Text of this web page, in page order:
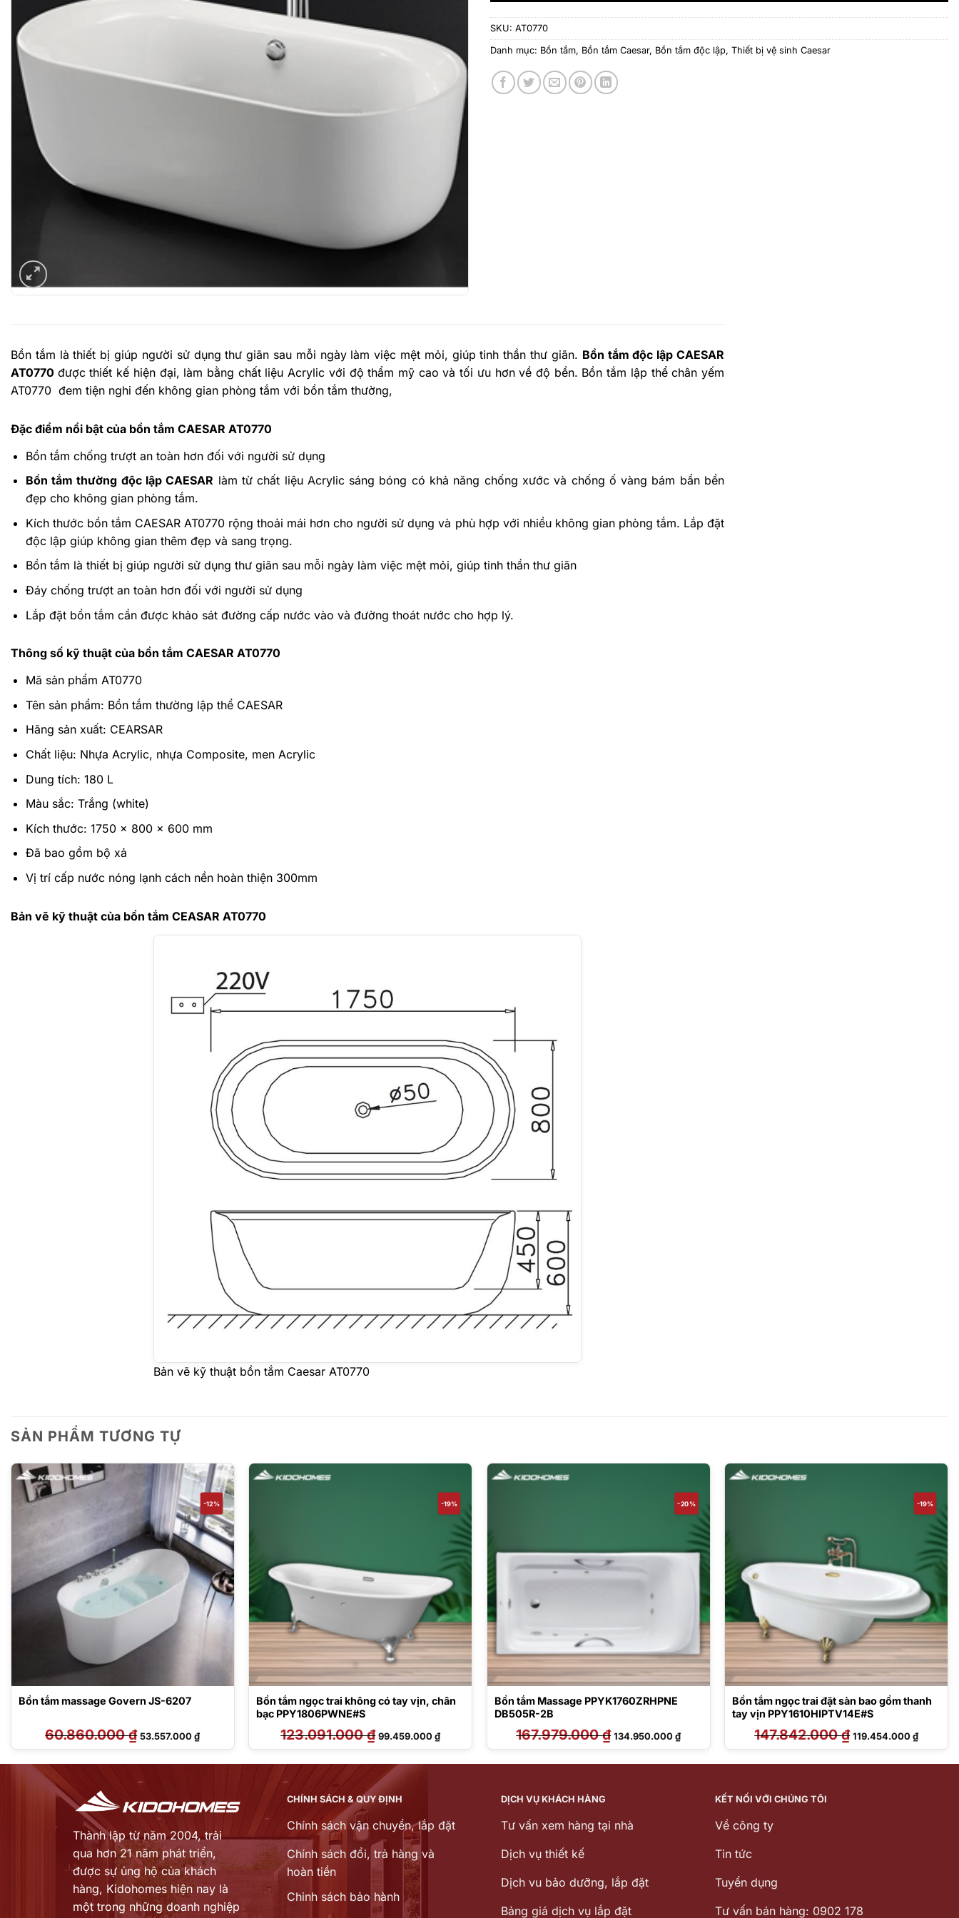
SKU: AT0770
Danh mục: Bồn tắm, Bồn tắm Caesar, Bồn tắm độc lập, Thiết bị vệ sinh Caesar
Bồn tắm là thiết bị giúp người sử dụng thư giãn sau mỗi ngày làm việc mệt mỏi, giúp tinh thần thư giãn. Bồn tắm độc lập CAESAR
AT0770 được thiết kế hiện đại, làm bằng chất liệu Acrylic với độ thẩm mỹ cao và tối ưu hơn về độ bền. Bồn tắm lập thể chân yếm
AT0770 đem tiện nghi đến không gian phòng tắm với bồn tắm thường,
Đặc điểm nổi bật của bồn tắm CAESAR AT0770
Bồn tắm chống trượt an toàn hơn đối với người sử dụng
Bồn tắm thường độc lập CAESAR làm từ chất liệu Acrylic sáng bóng có khả năng chống xước và chống ố vàng bám bẩn bền
đẹp cho không gian phòng tắm.
Kích thước bồn tắm CAESAR AT0770 rộng thoải mái hơn cho người sử dụng và phù hợp với nhiều không gian phòng tắm. Lắp đặt
độc lập giúp không gian thêm đẹp và sang trọng.
Bồn tắm là thiết bị giúp người sử dụng thư giãn sau mỗi ngày làm việc mệt mỏi, giúp tinh thần thư giãn
Đáy chống trượt an toàn hơn đối với người sử dụng
Lắp đặt bồn tắm cần được khảo sát đường cấp nước vào và đường thoát nước cho hợp lý.
Thông số kỹ thuật của bồn tắm CAESAR AT0770
Mã sản phẩm AT0770
Tên sản phẩm: Bồn tắm thường lập thể CAESAR
Hãng sản xuất: CEARSAR
Chất liệu: Nhựa Acrylic, nhựa Composite, men Acrylic
Dung tích: 180 L
Màu sắc: Trắng (white)
Kích thước: 1750 x 800 x 600 mm
Đã bao gồm bộ xả
Vị trí cấp nước nóng lạnh cách nền hoàn thiện 300mm
Bản vẽ kỹ thuật của bồn tắm CEASAR AT0770
Bản vẽ kỹ thuật bồn tắm Caesar AT0770
SẢN PHẨM TƯƠNG TỰ
-12%
Bồn tắm massage Govern JS-6207
60.860.000₫ Giá
gốc
là:
53.557.000₫Giá
hiện
tại
53.557.000 ₫.
-19%
Bồn tắm ngọc trai không có tay vịn, chân
bạc PPY1806PWNE#S
123.091.000₫ Giá
gốc
là:
99.459.000₫Giá
hiện
tại
99.459.000 ₫.
-20%
Bồn tắm Massage PPYK1760ZRHPNE
DB505R-2B
167.979.000₫ Giá
gốc
là:
134.950.000₫Giá
hiện
tại
134.950.000 ₫.
-19%
Bồn tắm ngọc trai đặt sàn bao gồm thanh
tay vịn PPY1610HIPTV14E#S
147.842.000₫ Giá
gốc
là:
119.454.000₫Giá
hiện
tại
₫.
Thành lập từ năm 2004, trải
qua hơn 21 năm phát triển,
được sự ủng hộ của khách
hàng, Kidohomes hiện nay là
một trong những doanh nghiệp
CHÍNH SÁCH & QUY ĐỊNH
Chính sách vận chuyển, lắp đặt
Chính sách đổi, trả hàng và
hoàn tiền
Chinh sách bảo hành
DỊCH VỤ KHÁCH HÀNG
Tư vấn xem hàng tại nhà
Dịch vụ thiết kế
Dịch vu bảo dưỡng, lắp đặt
Bảng giá dịch vụ lắp đặt
KẾT NỐI VỚI CHÚNG TÔI
Về công ty
Tin tức
Tuyển dụng
Tư vấn bán hàng: 0902 178